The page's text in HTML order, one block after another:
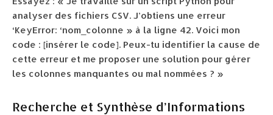
analyser des fichiers CSV. J’obtiens une erreur
‘KeyError: ‘nom_colonne » à la ligne 42. Voici mon
code : [insérer le code]. Peux-tu identifier la cause de
cette erreur et me proposer une solution pour gérer
les colonnes manquantes ou mal nommées ? »
Recherche et Synthèse d’Informations